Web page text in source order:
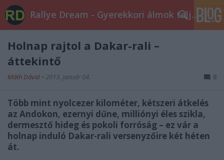
Rallye Dream - Gyerekkori álmok teljesüljetek!
Holnap rajtol a Dakar-rali –
áttekintő
Máth Dávid • 2013. január 04. 8
Több mint nyolcezer kilométer, kétszeri átkelés
az Andokon, ezernyi dűne, milliónyi éles szikla,
dermesztő hideg és pokoli forróság – ez vár a
holnap induló Dakar-rali versenyzőire két héten
át.